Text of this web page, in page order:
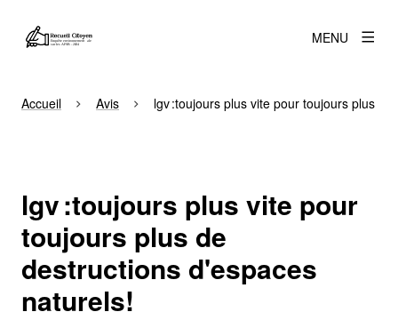
MENU
Accueil Avis lgv :toujours plus vite pour toujours plus
lgv :toujours plus vite pour
toujours plus de
destructions d'espaces
naturels!